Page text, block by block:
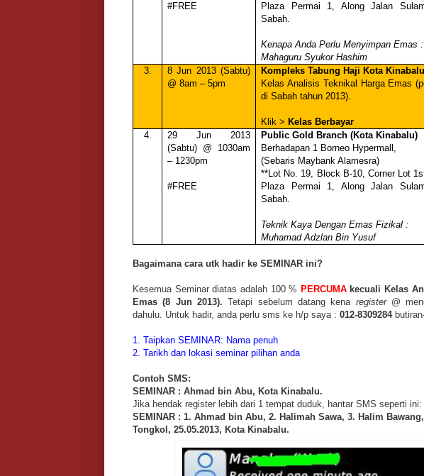
#FREE
Plaza Permai 1, Along Jalan
Sabah.
Kenapa Anda Perlu Menyimpan Emas :
Mahaguru Syukor Hashim
3.
8 Jun 2013 (Sabtu)
@ 8am – 5pm
Kompleks Tabung Haji Kota
Kelas Analisis Teknikal Harga Emas
di Sabah tahun 2013).
Klik > Kelas Berbayar
4.
29 Jun 2013
(Sabtu) @ 1030am
– 1230pm
#FREE
Public Gold Branch (Kota Kinabalu)
Berhadapan 1 Borneo Hypermall,
(Sebaris Maybank Alamesra)
**Lot No. 19, Block B-10, Corner Lot
Plaza Permai 1, Along Jalan
Sabah.
Teknik Kaya Dengan Emas Fizikal :
Muhamad Adzlan Bin Yusuf
Bagaimana cara utk hadir ke SEMINAR ini?
Kesemua Seminar diatas adalah 100 % PERCUMAkecuali Kelas
Emas (8 Jun 2013).Tetapi sebelum datang kena register @
dahulu. Untuk hadir, anda perlu sms ke h/p saya : 012-8309284
1. Taipkan SEMINAR: Nama penuh
2. Tarikh dan lokasi seminar pilihan anda
Contoh SMS:
SEMINAR : Ahmad bin Abu, Kota Kinabalu.
Jika hendak register lebih dari 1 tempat duduk, hantar SMS seperti ini:
SEMINAR : 1. Ahmad bin Abu, 2. Halimah Sawa, 3. Halim
Tongkol, 25.05.2013, Kota Kinabalu.